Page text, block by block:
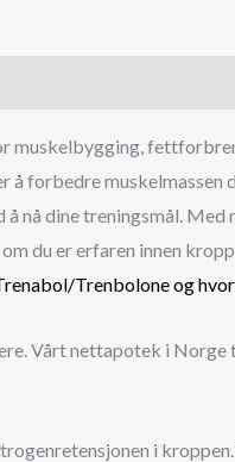
forbedre
nå dine treningsmål.
du er erfaren innen
Trenbolone og
Vårt nettapotek i
i